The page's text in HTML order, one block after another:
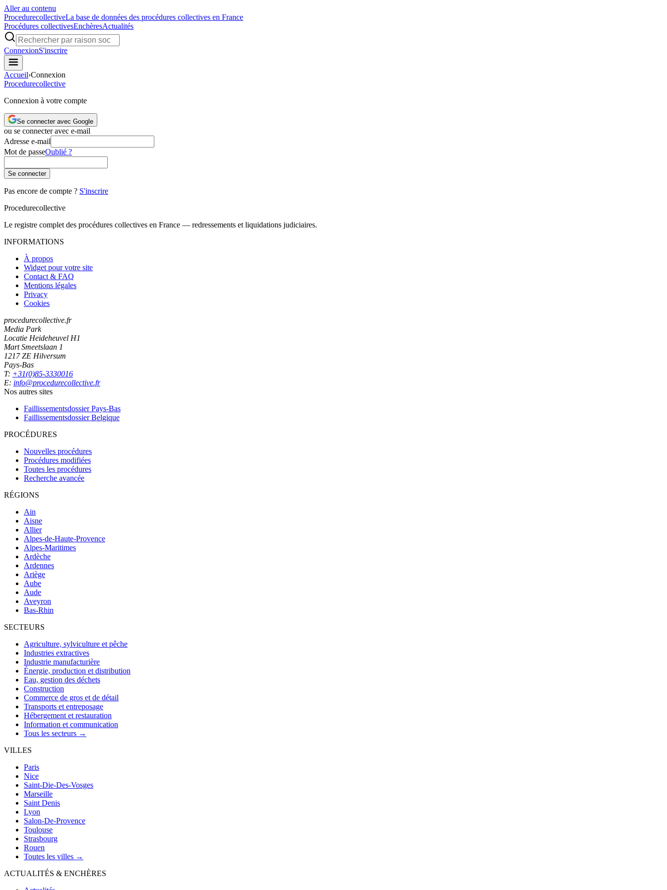
Aller au contenu
ProcedurecollectiveLa base de données des procédures collectives en France
Procédures collectivesEnchèresActualités
ConnexionS'inscrire
Accueil›Connexion
Procedurecollective
Connexion à votre compte
Se connecter avec Google
ou se connecter avec e-mail
Adresse e-mail
Mot de passeOublié ?
Se connecter
Pas encore de compte ? S'inscrire
Procedurecollective
Le registre complet des procédures collectives en France — redressements et liquidations judiciaires.
INFORMATIONS
À propos
Widget pour votre site
Contact & FAQ
Mentions légales
Privacy
Cookies
procedurecollective.fr
Media Park
Locatie Heideheuvel H1
Mart Smeetslaan 1
1217 ZE Hilversum
Pays-Bas
T: +31(0)85-3330016
E: info@procedurecollective.fr
Nos autres sites
Faillissementsdossier Pays-Bas
Faillissementsdossier Belgique
PROCÉDURES
Nouvelles procédures
Procédures modifiées
Toutes les procédures
Recherche avancée
RÉGIONS
Ain
Aisne
Allier
Alpes-de-Haute-Provence
Alpes-Maritimes
Ardèche
Ardennes
Ariège
Aube
Aude
Aveyron
Bas-Rhin
SECTEURS
Agriculture, sylviculture et pêche
Industries extractives
Industrie manufacturière
Énergie, production et distribution
Eau, gestion des déchets
Construction
Commerce de gros et de détail
Transports et entreposage
Hébergement et restauration
Information et communication
Tous les secteurs →
VILLES
Paris
Nice
Saint-Die-Des-Vosges
Marseille
Saint Denis
Lyon
Salon-De-Provence
Toulouse
Strasbourg
Rouen
Toutes les villes →
ACTUALITÉS & ENCHÈRES